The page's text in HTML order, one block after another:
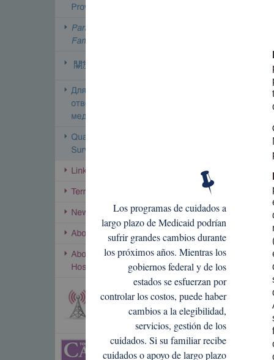
Los programas de cuidados a
largo plazo de Medicaid podrían
sufrir grandes cambios durante
los próximos años. Mientras los
gobiernos federal y de los
estados se esfuerzan por
controlar los costos, puede haber
cambios a la elegibilidad,
servicios, gestión de los
cuidados. Si su familiar recibe
cuidados o apoyo de largo plazo